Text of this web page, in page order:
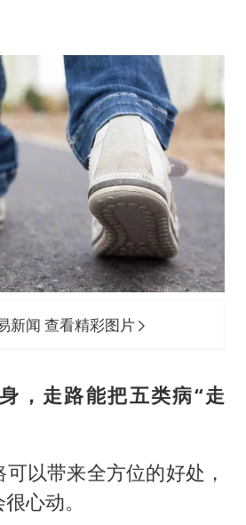
新闻 查看精彩图片
，走路能把五类病“走
以带来全方位的好处，
心动。